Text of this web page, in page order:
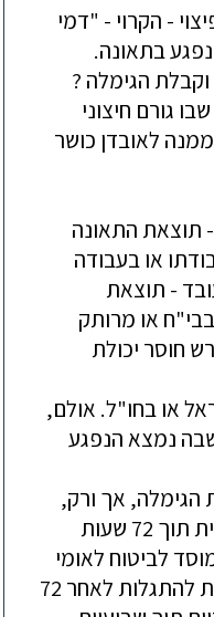
- הקרוי - "דמי
בתאונה.
הגימלה ?
גורם חיצוני
לאובדן כושר
תוצאת התאונה
או בעבודה
- תוצאת
או מרותק
חוסר יכולת
או בחו"ל. אולם,
נמצא הנפגע
הגימלה, אך ורק,
אם הנפגע נבדק בדיקה רפואית תוך 72 שעות
לביטוח לאומי
אישר שתוצאות התאונה יכולות להתגלות לאחר 72